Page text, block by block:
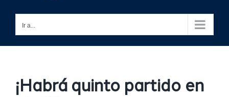
Ir a...
¡Habrá quinto partido en